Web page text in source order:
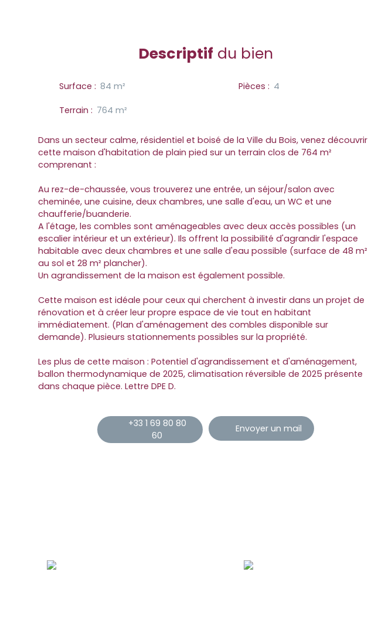
Descriptif du bien
Surface : 84 m² Pièces : 4
Terrain : 764 m²
Dans un secteur calme, résidentiel et boisé de la Ville du Bois, venez découvrir
cette maison d'habitation de plain pied sur un terrain clos de 764 m²
comprenant :
Au rez-de-chaussée, vous trouverez une entrée, un séjour/salon avec
cheminée, une cuisine, deux chambres, une salle d'eau, un WC et une
chaufferie/buanderie.
A l'étage, les combles sont aménageables avec deux accès possibles (un
escalier intérieur et un extérieur). Ils offrent la possibilité d'agrandir l'espace
habitable avec deux chambres et une salle d'eau possible (surface de 48 m²
au sol et 28 m² plancher).
Un agrandissement de la maison est également possible.
Cette maison est idéale pour ceux qui cherchent à investir dans un projet de
rénovation et à créer leur propre espace de vie tout en habitant
immédiatement. (Plan d'aménagement des combles disponible sur
demande). Plusieurs stationnements possibles sur la propriété.
Les plus de cette maison : Potentiel d'agrandissement et d'aménagement,
ballon thermodynamique de 2025, climatisation réversible de 2025 présente
dans chaque pièce. Lettre DPE D.
+33 1 69 80 80
60
Envoyer un mail